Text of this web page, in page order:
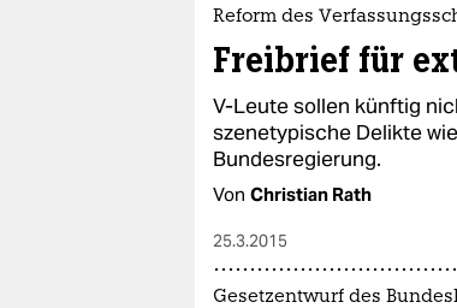
epaper login
Reform des
Freibrief für
V-Leute sollen künftig
szenetypische Delikte
Bundesregierung.
Von Christian Rath
25.3.2015
Gesetzentwurf des